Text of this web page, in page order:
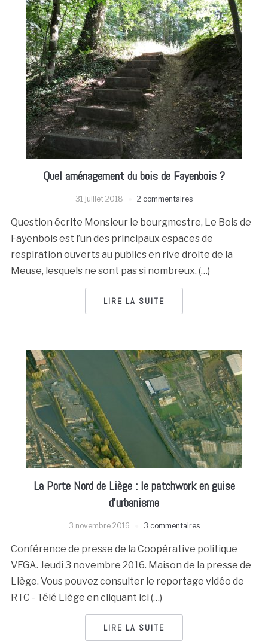
Quel aménagement du bois de Fayenbois ?
31 juillet 2018 2 commentaires
Question écrite Monsieur le bourgmestre, Le Bois de
Fayenbois est l’un des principaux espaces de
respiration ouverts au publics en rive droite de la
Meuse, lesquels ne sont pas si nombreux. (…)
LIRE LA SUITE
La Porte Nord de Liège : le patchwork en guise
d’urbanisme
3 novembre 2016 3 commentaires
Conférence de presse de la Coopérative politique
VEGA. Jeudi 3 novembre 2016. Maison de la presse de
Liège. Vous pouvez consulter le reportage vidéo de
RTC - Télé Liège en cliquant ici (…)
LIRE LA SUITE